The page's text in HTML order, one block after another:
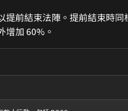
提前結束法陣。提前結束時
增加 60%。